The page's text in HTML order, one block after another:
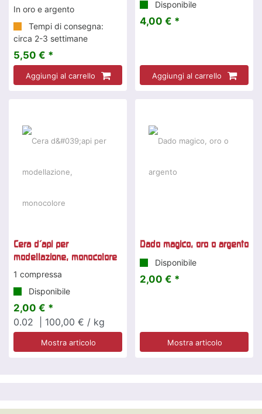
In oro e argento
Tempi di consegna:
circa 2-3 settimane
5,50 € *
Aggiungi al carrello
Disponibile
4,00 € *
Aggiungi al carrello
Cera d'api per
modellazione, monocolore
1 compressa
Disponibile
2,00 € *
0.02
| 100,00 € / kg
Mostra articolo
Dado magico, oro o argento
Disponibile
2,00 € *
Mostra articolo